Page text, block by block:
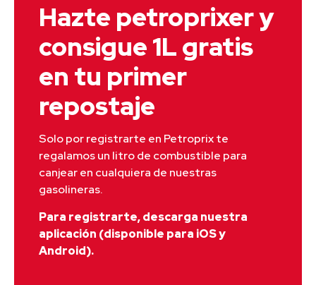
Hazte petroprixer y
consigue 1L gratis
en tu primer
repostaje
Solo por registrarte en Petroprix te
regalamos un litro de combustible para
canjear en cualquiera de nuestras
gasolineras.
Para registrarte, descarga nuestra
aplicación (disponible para iOS y
Android).